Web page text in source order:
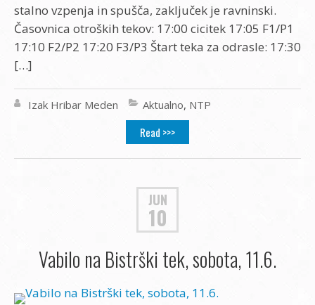
stalno vzpenja in spušča, zaključek je ravninski.
Časovnica otroških tekov: 17:00 cicitek 17:05 F1/P1
17:10 F2/P2 17:20 F3/P3 Štart teka za odrasle: 17:30
[…]
Izak Hribar Meden Aktualno, NTP
Read >>>
JUN
10
Vabilo na Bistrški tek, sobota, 11.6.